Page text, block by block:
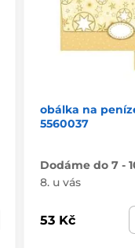
obálka na
5560037
Dodáme do 7 -
8. u vás
53 Kč